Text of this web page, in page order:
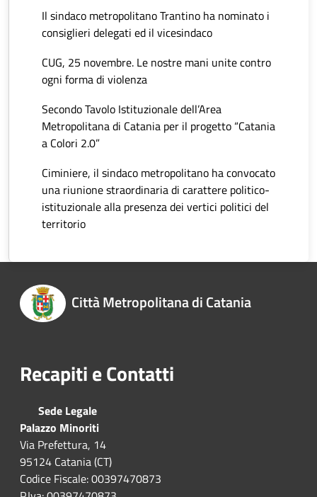
Il sindaco metropolitano Trantino ha nominato i
consiglieri delegati ed il vicesindaco
CUG, 25 novembre. Le nostre mani unite contro
ogni forma di violenza
Secondo Tavolo Istituzionale dell’Area
Metropolitana di Catania per il progetto “Catania
a Colori 2.0”
Ciminiere, il sindaco metropolitano ha convocato
una riunione straordinaria di carattere politico-
istituzionale alla presenza dei vertici politici del
territorio
Città Metropolitana di Catania
Recapiti e Contatti
Sede Legale
Palazzo Minoriti
Via Prefettura, 14
95124 Catania (CT)
Codice Fiscale: 00397470873